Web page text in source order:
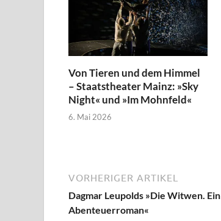
Von Tieren und dem Himmel
– Staatstheater Mainz: »Sky
Night« und »Im Mohnfeld«
6. Mai 2026
VORHERIGER ARTIKEL
Dagmar Leupolds »Die Witwen. Ein
Abenteuerroman«